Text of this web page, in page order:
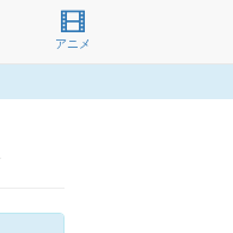
アニメ